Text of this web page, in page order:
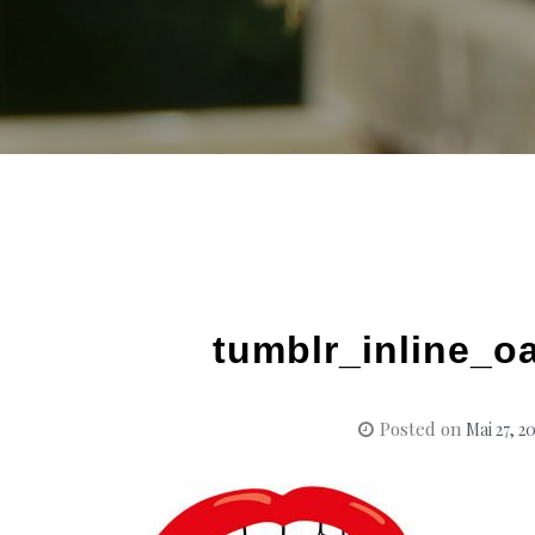
Posted on Mai 27,